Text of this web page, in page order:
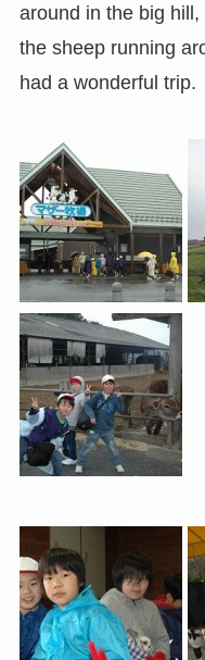
around in the big
the sheep running
had a wonderful trip.